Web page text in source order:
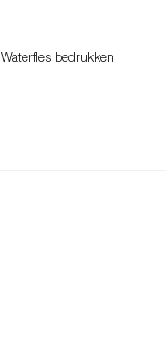
Waterfles bedrukken